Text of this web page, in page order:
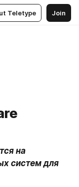
Teletype Join
на
систем для